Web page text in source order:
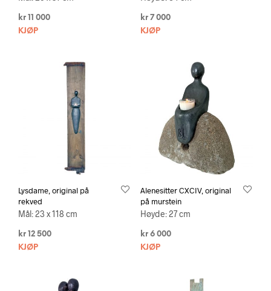
kr 11 000
KJØP
kr7 000
KJØP
Lysdame, original på
rekved
Mål: 23 x 118 cm
kr 12 500
KJØP
Alenesitter CXCIV, original
på murstein
Høyde: 27 cm
kr6 000
KJØP